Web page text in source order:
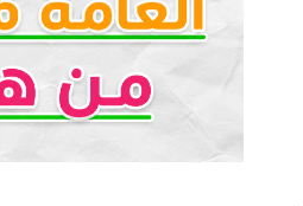
صبري نخنوخ مسلم
حبس صبري نخنوخ